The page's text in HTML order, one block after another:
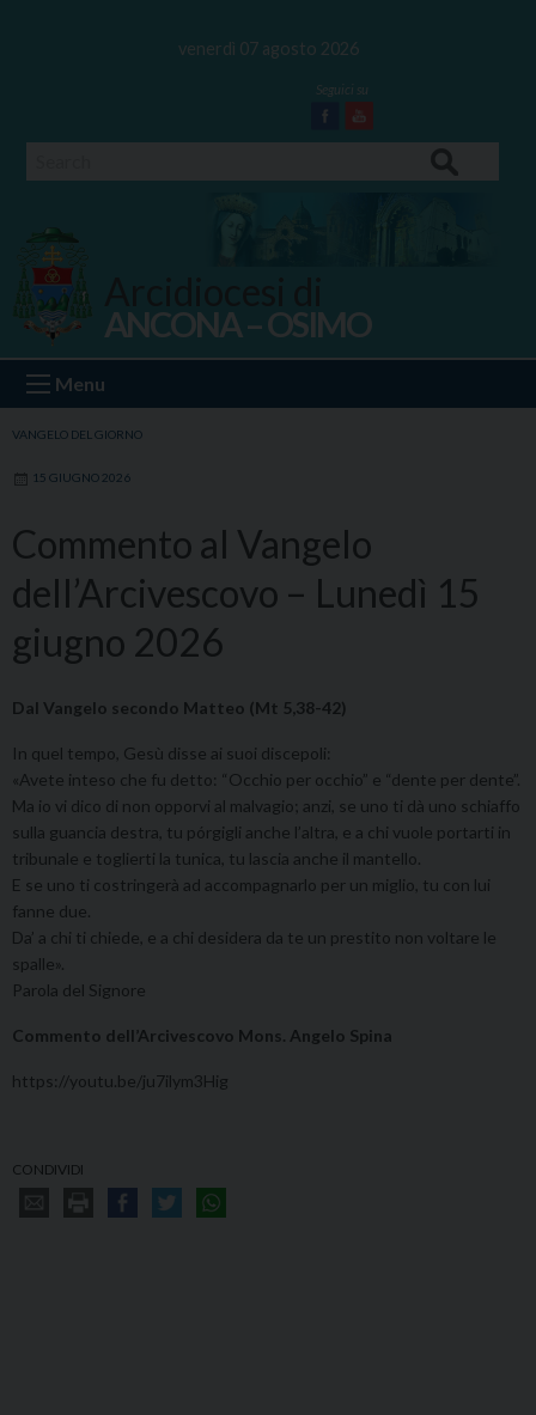
venerdì 07 agosto 2026
Facebook
Youtube
Ancona Osimo
ANCONA – OSIMO
Menu
VANGELO DEL GIORNO
15 GIUGNO 2026
Commento al Vangelo
dell’Arcivescovo – Lunedì 15
giugno 2026
Dal Vangelo secondo Matteo (Mt 5,38-42)
In quel tempo, Gesù disse ai suoi discepoli:
«Avete inteso che fu detto: “Occhio per occhio” e “dente per dente”.
Ma io vi dico di non opporvi al malvagio; anzi, se uno ti dà uno schiaffo
sulla guancia destra, tu pórgigli anche l’altra, e a chi vuole portarti in
tribunale e toglierti la tunica, tu lascia anche il mantello.
E se uno ti costringerà ad accompagnarlo per un miglio, tu con lui
fanne due.
Da’ a chi ti chiede, e a chi desidera da te un prestito non voltare le
spalle».
Parola del Signore
Commento dell’Arcivescovo Mons. Angelo Spina
https://youtu.be/ju7ilym3Hig
CONDIVIDI